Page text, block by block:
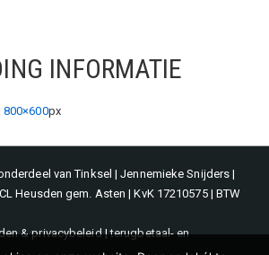
INFORMATIE
800×600px
van Tinksel | Jennemieke Snijders |
Heusden gem. Asten | KvK 17210575 | BTW
& privacybeleid|terugbetaal- en